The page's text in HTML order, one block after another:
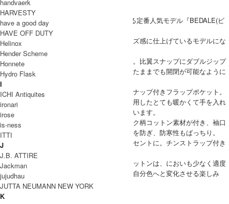
BARBOUR(バブアー)からブランドを代表する定番人気モデル『BEDALE(ビ
デイル)』
こちらはレディース対応のコンパクトなサイズ感に仕上げているモデルにな
ります。
肩周りは動きやすいラグランスリーブの仕様。比翼スナップにダブルジップ
になったフロントデザインは、グローブをしたままでも開閉が可能なように
大きなリングジップが使われています。
フロント裾部分の両サイドにはマチありのスナップ付きフラップポケット。
その上には内側が起毛したコットン素材を使用したとても暖かくて手を入れ
やすいハンドウォーマーポケットが配されています。
裏地にはブリティッシュなイメージのチェック柄コットン素材が付き、袖口
は内側リブ仕様になっているので、風の侵入を防ぎ、防寒性もばっちり。
切替えになった衿はコーデュロイ素材でアクセントに。チンストラップ付き
なので風雨の侵入も防ぎます。
耐久、防風、防水性に優れているオイルドコットンは、においも少なく適度
なオイル感で使い勝手もよく、時間をかけて自分色へと変化させる楽しみ
が、一生物の歴史あるジャケットです。
BARBOUR(バブアー) CLASSIC BEDALE
handvaerk
HARVESTY
have a good day
HAVE OFF DUTY
Helinox
Hender Scheme
Honnete
Hydro Flask
I
ICHI Antiquites
ironari
irose
is-ness
ITTI
J
J.B. ATTIRE
Jackman
jujudhau
JUTTA NEUMANN NEW YORK
K